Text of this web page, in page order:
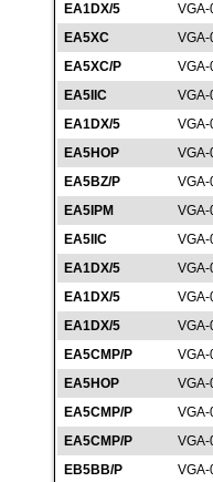
EA1DX/5
EA5XC
EA5XC/P
EA5IIC
EA1DX/5
EA5HOP
EA5BZ/P
EA5IPM
EA5IIC
EA1DX/5
EA1DX/5
EA1DX/5
EA5CMP/P
EA5HOP
EA5CMP/P
EA5CMP/P
EB5BB/P